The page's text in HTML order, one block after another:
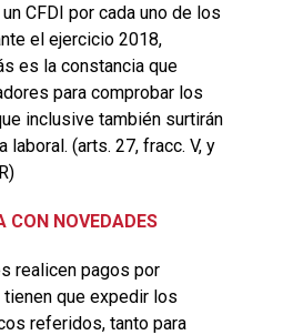
CFDI por cada uno de los
el ejercicio 2018,
es la constancia que
para comprobar los
inclusive también surtirán
(arts. 27, fracc. V, y
CON NOVEDADES
realicen pagos por
que expedir los
referidos, tanto para